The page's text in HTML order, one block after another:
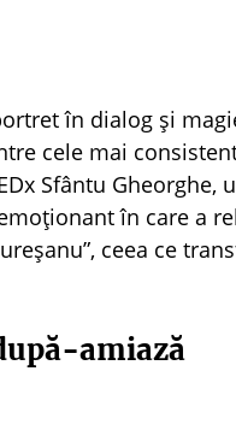
în dialog și
cele mai
Sfântu Gheorghe,
în care a
ceea ce
amiază